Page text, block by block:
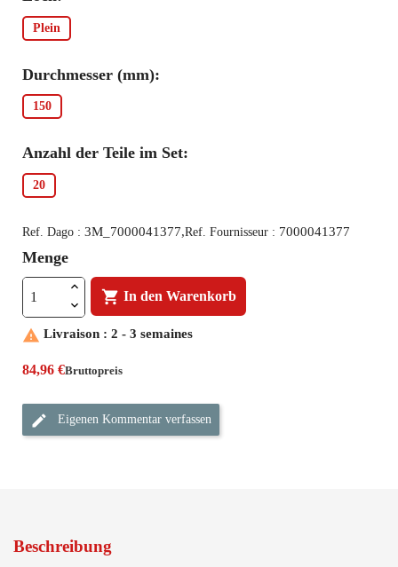
Plein
Durchmesser (mm):
150
Anzahl der Teile im Set:
20
Ref. Dago : 3M_7000041377,Ref. Fournisseur : 7000041377
Menge
 In den Warenkorb
 Livraison : 2 - 3 semaines
84,96 €Bruttopreis
Eigenen Kommentar verfassen
Beschreibung